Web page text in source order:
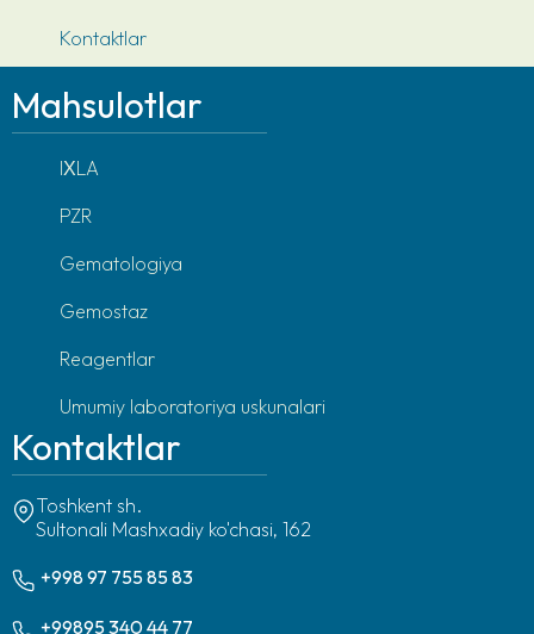
Kontaktlar
Mahsulotlar
IХLA
PZR
Gematologiya
Gemostaz
Reagentlar
Umumiy laboratoriya uskunalari
Kontaktlar
Toshkent sh.
Sultonali Mashxadiy ko'chasi, 162
+998 97 755 85 83
+99895 340 44 77